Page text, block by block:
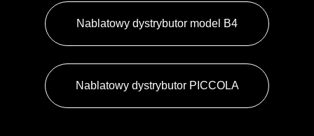
Nablatowy dystrybutor model B4
Nablatowy dystrybutor PICCOLA